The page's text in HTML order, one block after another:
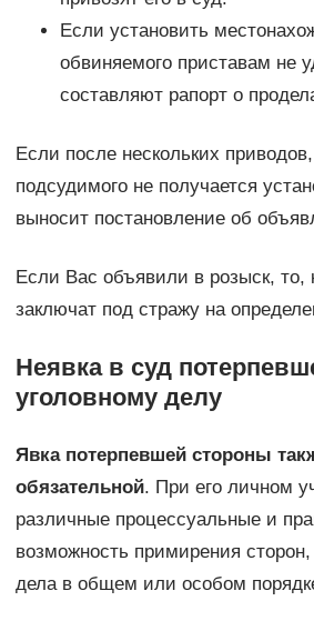
Если установить
обвиняемого приставам не
составляют рапорт о
Если после нескольких
подсудимого не получается
выносит постановление об
Если Вас объявили в розыск, то,
заключат под стражу на
Неявка в суд
уголовному делу
Явка потерпевшей стороны
обязательной. При его личном
различные процессуальные и
возможность примирения
дела в общем или особом